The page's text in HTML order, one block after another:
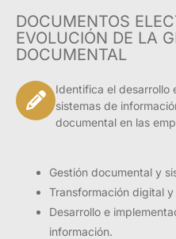
DOCUMENTOS
EVOLUCIÓN DE LA
DOCUMENTAL
Identifica el desarrollo
sistemas de
documental en las
Gestión documental y
Transformación digital
Desarrollo e
información.